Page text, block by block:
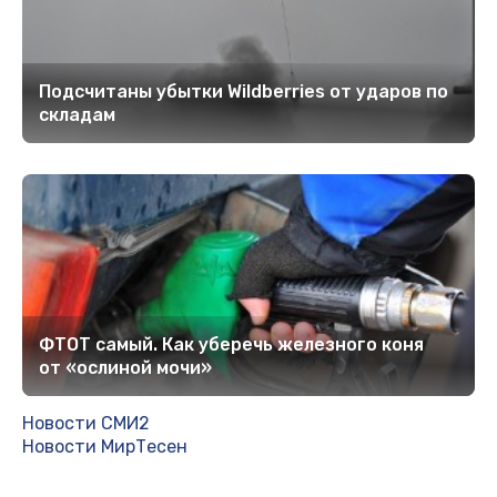
Подсчитаны убытки Wildberries от ударов по
складам
ФТОТ самый. Как уберечь железного коня
от «ослиной мочи»
Новости СМИ2
Новости МирТесен